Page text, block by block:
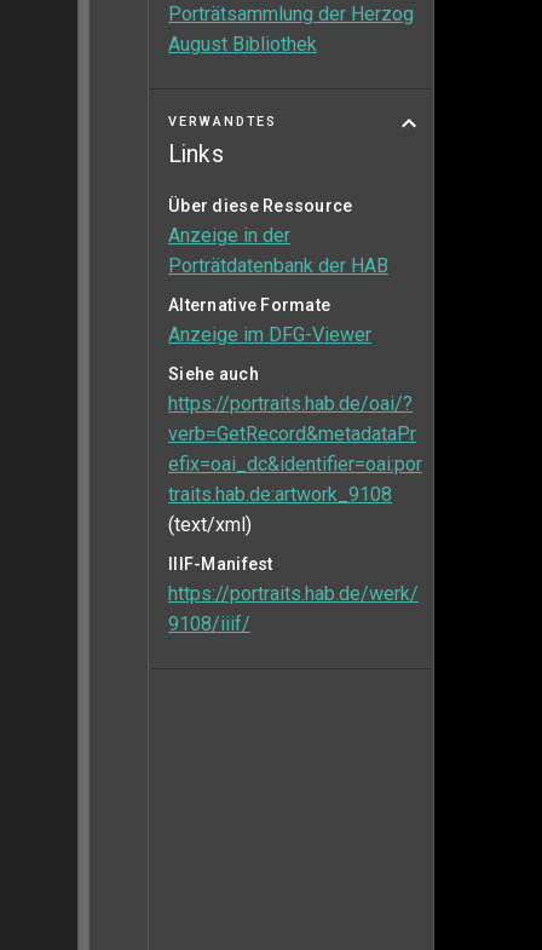
Porträtsammlung der Herzog
August Bibliothek
VERWANDTES
Links
Über diese Ressource
Anzeige in der
Porträtdatenbank der HAB
Alternative Formate
Anzeige im DFG-Viewer
Siehe auch
https://portraits.hab.de/oai/?
verb=GetRecord&metadataPr
efix=oai_dc&identifier=oai:por
traits.hab.de:artwork_9108
(text/xml)
IIIF-Manifest
https://portraits.hab.de/werk/
9108/iiif/